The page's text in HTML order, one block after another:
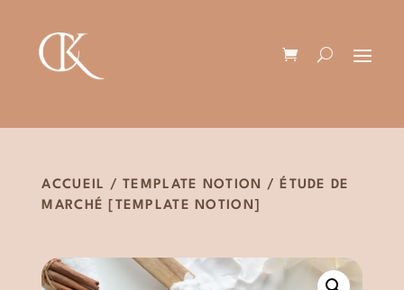
ACCUEIL /TEMPLATE NOTION / ÉTUDE DE
MARCHÉ [TEMPLATE NOTION]